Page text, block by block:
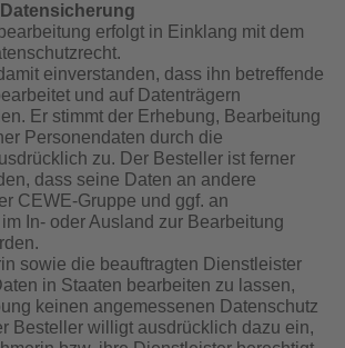
erfolgt in Einklang mit dem
einverstanden, dass ihn betreffende
und auf Datenträgern
Er stimmt der Erhebung, Bearbeitung
Personendaten durch die
zu. Der Besteller ist ferner
dass seine Daten an andere
CEWE-Gruppe und ggf. an
In- oder Ausland zur Bearbeitung
sowie die beauftragten Dienstleister
in Staaten bearbeiten zu lassen,
keinen angemessenen Datenschutz
Besteller willigt ausdrücklich dazu ein,